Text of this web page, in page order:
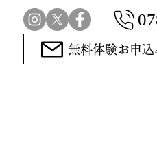
無料体験お申